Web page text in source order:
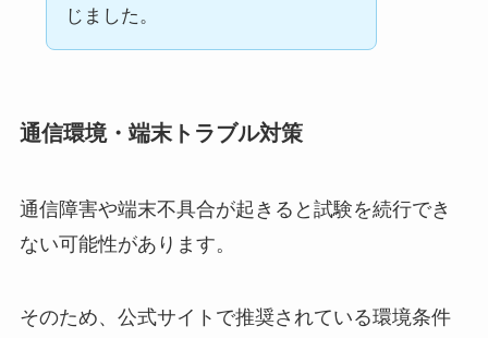
じました。
通信環境・端末トラブル対策
通信障害や端末不具合が起きると試験を続行でき
ない可能性があります。
そのため、公式サイトで推奨されている環境条件